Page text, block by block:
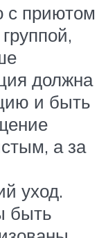
с приютом
должна
и быть
а за
уход.
быть